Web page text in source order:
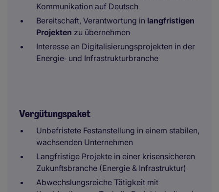
Kommunikation auf Deutsch
Bereitschaft, Verantwortung in langfristigen
Projekten zu übernehmen
Interesse an Digitalisierungsprojekten in der
Energie‑ und Infrastrukturbranche
Vergütungspaket
Unbefristete Festanstellung in einem stabilen,
wachsenden Unternehmen
Langfristige Projekte in einer krisensicheren
Zukunftsbranche (Energie & Infrastruktur)
Abwechslungsreiche Tätigkeit mit